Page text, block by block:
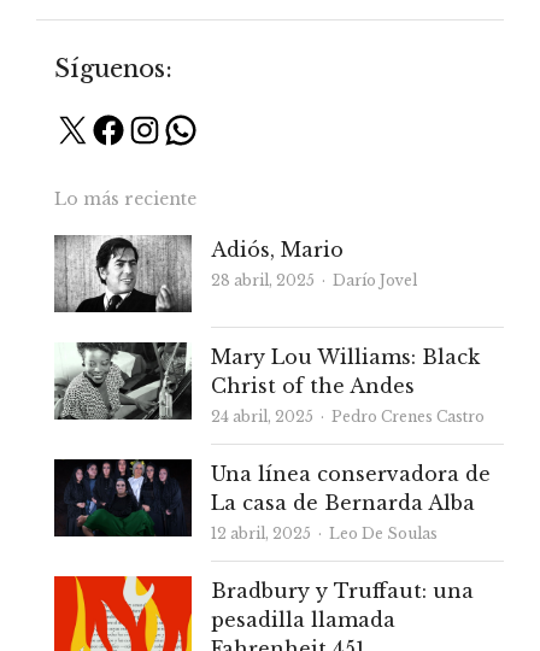
Síguenos:
X Facebook
Instagram
WhatsApp
Lo más reciente
Adiós, Mario
28 abril, 2025 Autor
Darío Jovel
Mary Lou Williams: Black
Christ of the Andes
24 abril, 2025 Autor
Pedro Crenes Castro
Una línea conservadora de
La casa de Bernarda Alba
12 abril, 2025 Autor
Leo De Soulas
Bradbury y Truffaut: una
pesadilla llamada